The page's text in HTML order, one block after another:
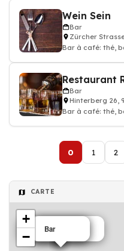
Wein Sein
Bar
Zürcher
Bar à café: thé,
Restaurant
Bar
Hinterberg 26,
Bar à café: thé,
0 1 2
CARTE
Salons de thé café
Bar
Bar
+
−